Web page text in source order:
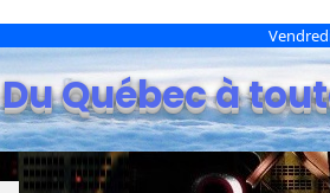
Du Québec à